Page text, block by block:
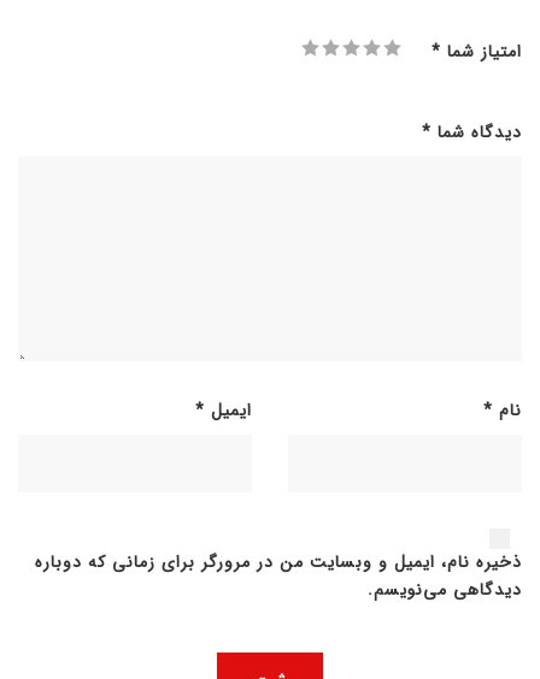
امتیاز شما *
دیدگاه شما *
نام * ایمیل *
ذخیره نام، ایمیل و وبسایت من در مرورگر برای زمانی که دوباره
دیدگاهی می‌نویسم.